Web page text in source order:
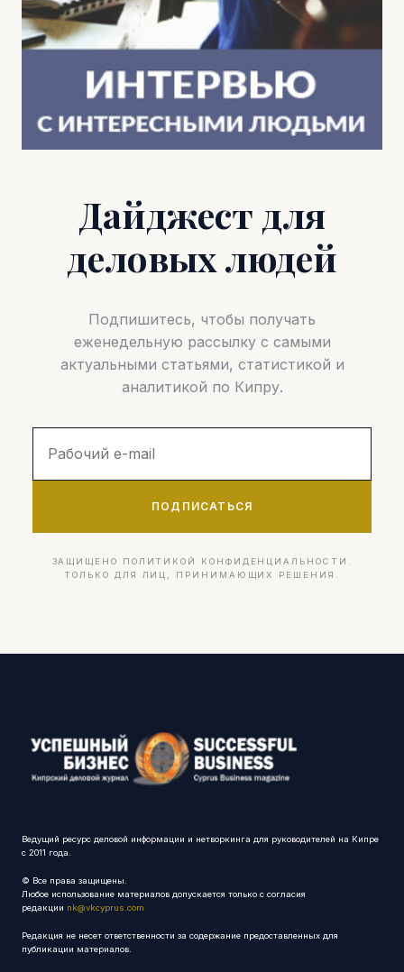
Дайджест для
деловых людей
Подпишитесь, чтобы получать
еженедельную рассылку с самыми
актуальными статьями, статистикой и
аналитикой по Кипру.
ПОДПИСАТЬСЯ
ЗАЩИЩЕНО ПОЛИТИКОЙ КОНФИДЕНЦИАЛЬНОСТИ.
ТОЛЬКО ДЛЯ ЛИЦ, ПРИНИМАЮЩИХ РЕШЕНИЯ.
Ведущий ресурс деловой информации и нетворкинга для руководителей на Кипре
с 2011 года.
© Все права защищены.
Любое использование материалов допускается только с согласия
редакции nk@vkcyprus.com
Редакция не несет ответственности за содержание предоставленных для
публикации материалов.